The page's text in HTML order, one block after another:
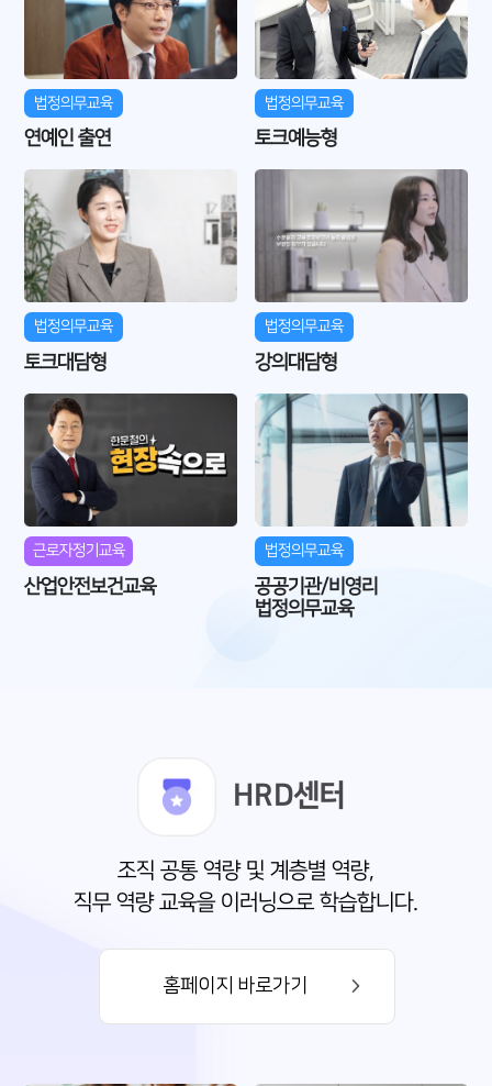
법정의무교육
연예인 출연
법정의무교육
토크예능형
법정의무교육
토크대담형
법정의무교육
강의대담형
근로자정기교육
산업안전보건교육
법정의무교육
공공기관/비영리
법정의무교육
HRD센터
조직 공통 역량 및 계층별 역량,
직무 역량 교육을 이러닝으로 학습합니다.
홈페이지 바로가기